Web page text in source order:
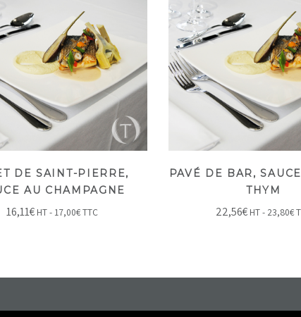
DE SAINT-PIERRE,
AU CHAMPAGNE
16,11€ HT - 17,00€TTC
PAVÉ DE BAR,
THYM
22,56€ HT - 23,80€